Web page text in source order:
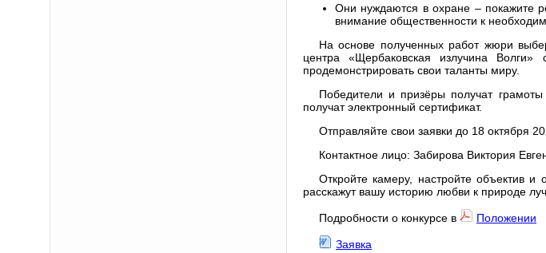
Они нуждаются в охране – покажите
внимание общественности к
На основе полученных работ жюри
центра «Щербаковская излучина
продемонстрировать свои таланты миру.
Победители и призёры получат
получат электронный сертификат.
Отправляйте свои заявки до 18 октября
Контактное лицо: Забирова Виктория
Откройте камеру, настройте объектив
расскажут вашу историю любви к природе
Подробности о конкурсе в Положении
Заявка